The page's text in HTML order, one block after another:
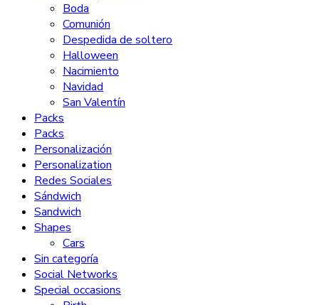
Boda
Comunión
Despedida de soltero
Halloween
Nacimiento
Navidad
San Valentín
Packs
Packs
Personalización
Personalization
Redes Sociales
Sándwich
Sandwich
Shapes
Cars
Sin categoría
Social Networks
Special occasions